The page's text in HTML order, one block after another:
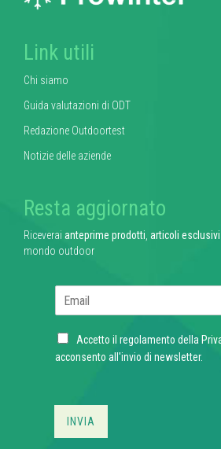
Link utili
Chi siamo
Guida valutazioni di ODT
Redazione Outdoortest
Notizie delle aziende
Resta aggiornato
Riceverai anteprime prodotti, articoli esclusivi
mondo outdoor
l
C
h
Accetto il regolamento della
acconsento all'invio di newsletter.
INVIA